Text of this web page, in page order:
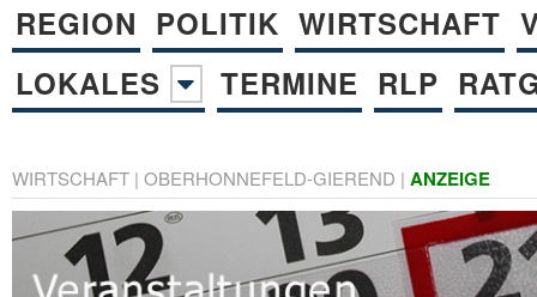
REGION POLITIK WIRTSCHAFT
LOKALES
TERMINE RLP
WIRTSCHAFT | OBERHONNEFELD-GIEREND | ANZEIGE